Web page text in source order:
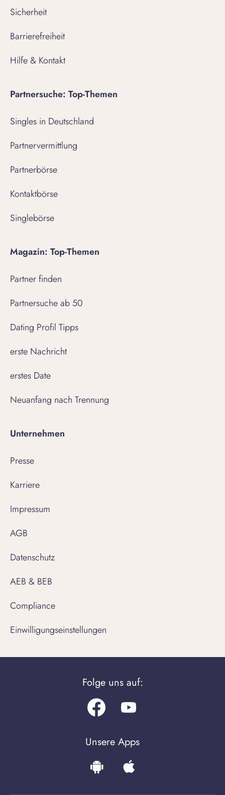
Sicherheit
Barrierefreiheit
Hilfe & Kontakt
Partnersuche: Top-Themen
Singles in Deutschland
Partnervermittlung
Partnerbörse
Kontaktbörse
Singlebörse
Magazin: Top-Themen
Partner finden
Partnersuche ab 50
Dating Profil Tipps
erste Nachricht
erstes Date
Neuanfang nach Trennung
Unternehmen
Presse
Karriere
Impressum
AGB
Datenschutz
AEB & BEB
Compliance
Einwilligungseinstellungen
Folge uns auf:
FacebookYoutube.com
Unsere Apps
DownloadDownload